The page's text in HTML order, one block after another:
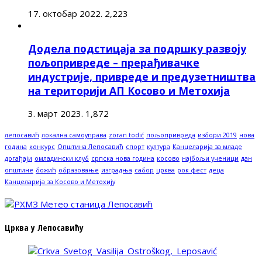
17. октобар 2022. 2,223
Додела подстицаја за подршку развоју
пољопривреде – прерађивачке
индустрије, привреде и предузетништва
на територији АП Косово и Метохија
3. март 2023. 1,872
лепосавић локална самоуправа zoran todić пољопривреда избори 2019 нова
година конкурс Општина Лепосавић спорт култура Канцеларија за младе
догађаји омладински клуб српска нова година косово најбољи ученици дан
општине божић образовање изградња сабор црква рок фест деца
Канцеларија за Косово и Метохију
Црква у Лепосавићу